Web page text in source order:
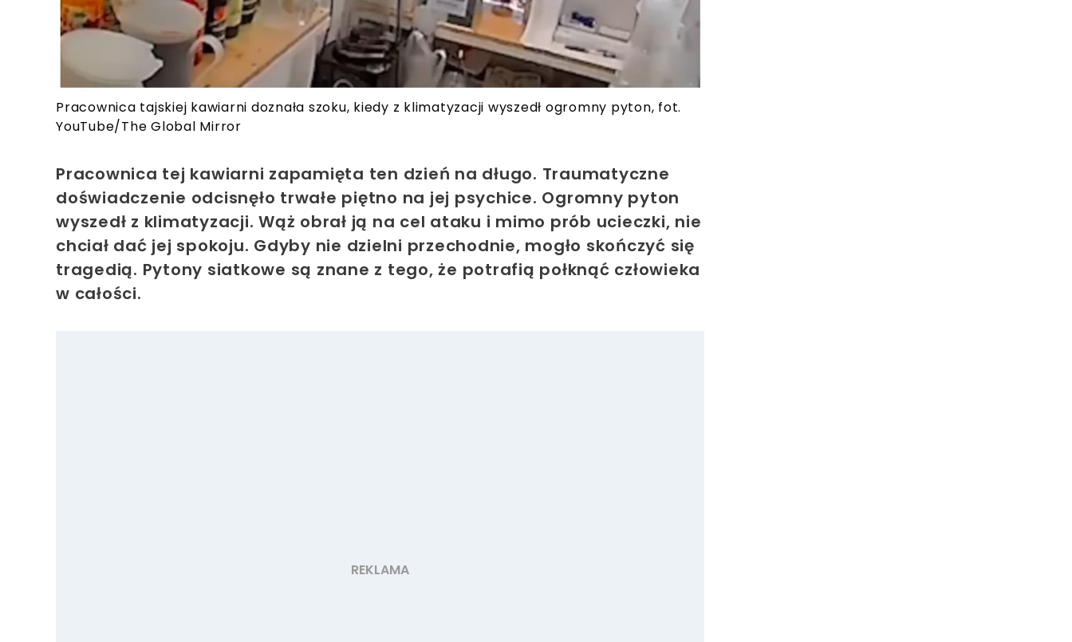
Pracownica tajskiej kawiarni doznała szoku, kiedy z klimatyzacji wyszedł ogromny pyton, fot.
YouTube/The Global Mirror
Pracownica tej kawiarni zapamięta ten dzień na długo. Traumatyczne
doświadczenie odcisnęło trwałe piętno na jej psychice. Ogromny pyton
wyszedł z klimatyzacji. Wąż obrał ją na cel ataku i mimo prób ucieczki, nie
chciał dać jej spokoju. Gdyby nie dzielni przechodnie, mogło skończyć się
tragedią. Pytony siatkowe są znane z tego, że potrafią połknąć człowieka
w całości.